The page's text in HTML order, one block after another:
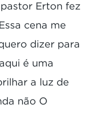
Erton fez
cena me
dizer para
é uma
a luz de
não O